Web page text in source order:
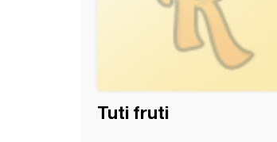
Tuti fruti